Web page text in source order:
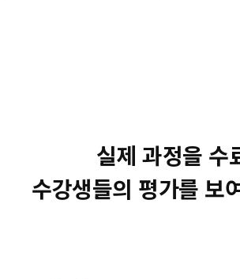
실제 과정을 수
수강생들의 평가를 보